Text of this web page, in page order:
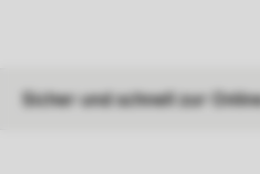
Sicher und schnell zur